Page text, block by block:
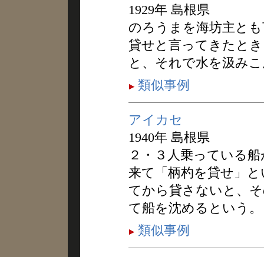
1929年 島根県
のろうまを海坊主と
貸せと言ってきたと
と、それで水を汲み
類似事例
アイカセ
1940年 島根県
２・３人乗っている
来て「柄杓を貸せ」
てから貸さないと、
て船を沈めるという。
類似事例